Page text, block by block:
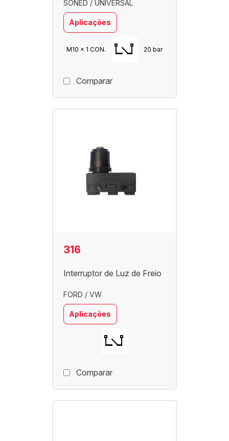
SONED / UNIVERSAL
Aplicações
M10 x 1 CON. 20 bar
Comparar
316
Interruptor de Luz de Freio
FORD / VW
Aplicações
Comparar